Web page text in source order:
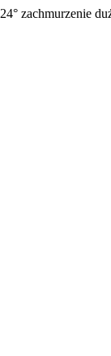
24° zachmurzenie